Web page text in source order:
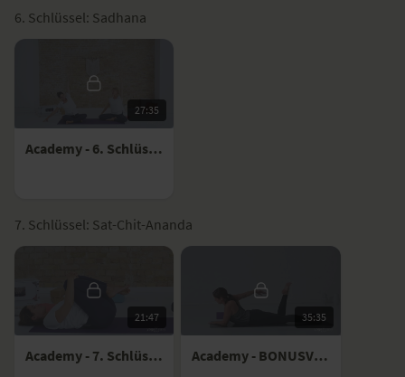
6. Schlüssel: Sadhana
27:35
Academy - 6. Schlüssel
7. Schlüssel: Sat-Chit-Ananda
21:47
Academy - 7. Schlüssel
35:35
Academy - BONUSVIDEO: Starker Rücken, weiches Herz – Eine Sequenz mit Tina Lobe